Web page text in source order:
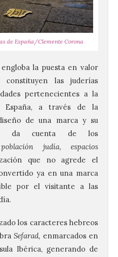
de España/Clemente Corona
la puesta en valor
las juderías
pertenecientes a la
España, a través de la
de una marca y su
da cuenta de los
población judía, espacios
que no agrede el
ya en una marca
por el visitante a las
los caracteres hebreos
Sefarad, enmarcados en
Ibérica, generando de